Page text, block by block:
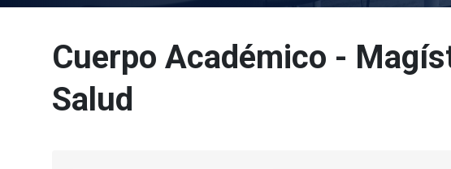
Cuerpo Académico -
Salud